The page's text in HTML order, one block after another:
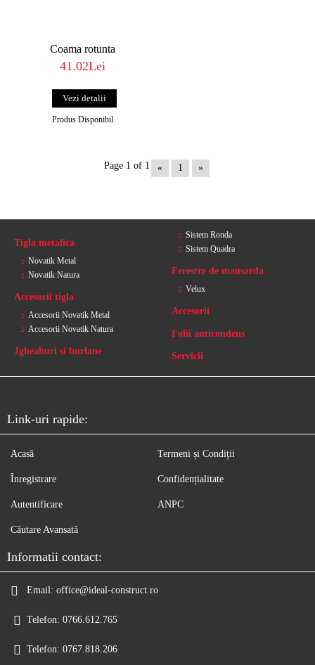
Coama rotunta
41.02Lei
Vezi detalii
Produs Disponibil
Page 1 of 1 « 1 »
Tigla metalica
Novatik Metal
Novatik Natura
Accesorii tigla
Accesorii Novatik Metal
Accesorii Novatik Natura
Jgheaburi si burlane
Sistem Ronda
Sistem Quadra
Ferestre de mansarda
Velux
Accesorii
Folii anticondens
Servicii
Link-uri rapide:
Acasă
Înregistrare
Autentificare
Căutare Avansată
Termeni și Condiții
Confidențialitate
ANPC
Informatii contact:
Email: office@ideal-construct.ro
Telefon: 0766.612.765
Telefon: 0767.818.206